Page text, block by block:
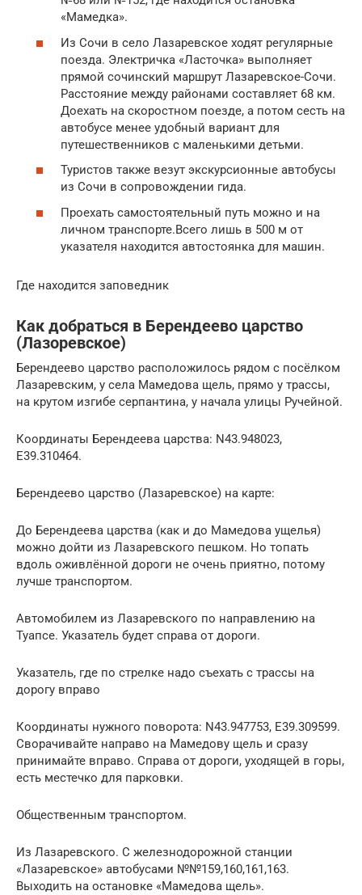
«Мамедка».
Из Сочи в село Лазаревское ходят регулярные
поезда. Электричка «Ласточка» выполняет
прямой сочинский маршрут Лазаревское-Сочи.
Расстояние между районами составляет 68 км.
Доехать на скоростном поезде, а потом сесть на
автобусе менее удобный вариант для
путешественников с маленькими детьми.
Туристов также везут экскурсионные автобусы
из Сочи в сопровождении гида.
Проехать самостоятельный путь можно и на
личном транспорте.Всего лишь в 500 м от
указателя находится автостоянка для машин.
Где находится заповедник
Как добраться в Берендеево царство
(Лазоревское)
Берендеево царство расположилось рядом с посёлком
Лазаревским, у села Мамедова щель, прямо у трассы,
на крутом изгибе серпантина, у начала улицы Ручейной.
Координаты Берендеева царства: N43.948023,
E39.310464.
Берендеево царство (Лазаревское) на карте:
До Берендеева царства (как и до Мамедова ущелья)
можно дойти из Лазаревского пешком. Но топать
вдоль оживлённой дороги не очень приятно, потому
лучше транспортом.
Автомобилем из Лазаревского по направлению на
Туапсе. Указатель будет справа от дороги.
Указатель, где по стрелке надо съехать с трассы на
дорогу вправо
Координаты нужного поворота: N43.947753, E39.309599.
Сворачивайте направо на Мамедову щель и сразу
принимайте вправо. Справа от дороги, уходящей в горы,
есть местечко для парковки.
Общественным транспортом.
Из Лазаревского. С железнодорожной станции
«Лазаревское» автобусами №№159,160,161,163.
Выходить на остановке «Мамедова щель».